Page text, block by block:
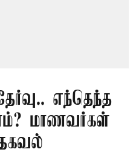
எந்தெந்த
மாணவர்கள்